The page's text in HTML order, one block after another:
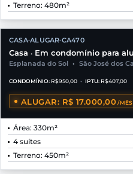
Terreno: 480m²
CASA•ALUGAR•CA470
Casa • Em condomínio para
Esplanada do Sol • São José dos
CONDOMÍNIO: R$950,00 • IPTU: R$407,00
ALUGAR: R$ 17.000,00 /MÊS
Área: 330m²
4 suítes
Terreno: 450m²